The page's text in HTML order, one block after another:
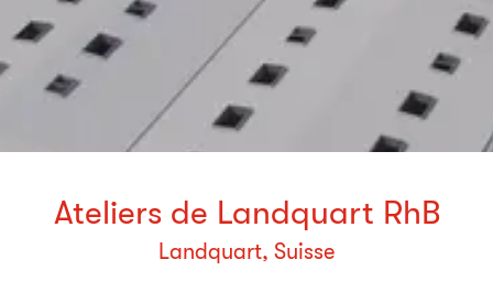
Ateliers de Landquart RhB
Landquart, Suisse